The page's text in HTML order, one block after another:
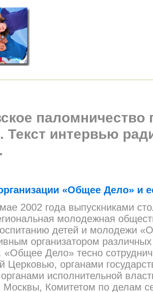
Текст интервью
«Общее Дело» и
2002 года выпускниками
молодежная
детей и молодежи
организатором
«Общее Дело» тесно
Церковью, органами
исполнительной
Москвы, Комитетом по делам